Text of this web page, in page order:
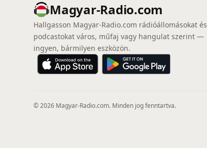
Magyar-Radio.com
Hallgasson Magyar-Radio.com rádióállomásokat és
podcastokat város, műfaj vagy hangulat szerint —
ingyen, bármilyen eszközön.
© 2026 Magyar-Radio.com. Minden jog fenntartva.